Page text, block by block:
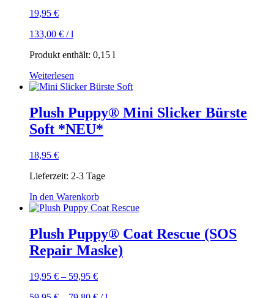
19,95 €
133,00 € /l
Produkt enthält: 0,15 l
Weiterlesen
Plush Puppy® Mini Slicker Bürste
Soft *NEU*
18,95 €
Lieferzeit: 2-3 Tage
In den Warenkorb
Plush Puppy® Coat Rescue (SOS
Repair Maske)
19,95 € – 59,95 €